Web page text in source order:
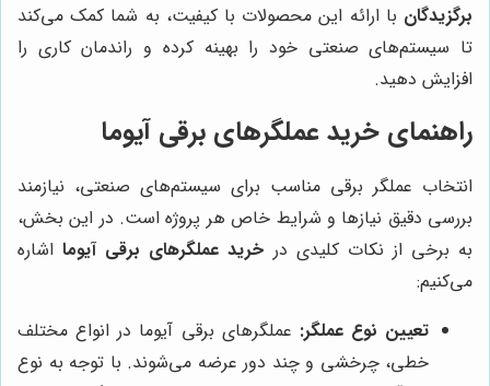
برگزیدگان با ارائه این محصولات با کیفیت، به شما کمک می‌کند
تا سیستم‌های صنعتی خود را بهینه کرده و راندمان کاری را
افزایش دهید.
راهنمای خرید عملگرهای برقی آیوما
انتخاب عملگر برقی مناسب برای سیستم‌های صنعتی، نیازمند
بررسی دقیق نیازها و شرایط خاص هر پروژه است. در این بخش،
به برخی از نکات کلیدی در خرید عملگرهای برقی آیومااشاره
می‌کنیم:
تعیین نوع عملگر: عملگرهای برقی آیوما در انواع مختلف
خطی، چرخشی و چند دور عرضه می‌شوند. با توجه به نوع